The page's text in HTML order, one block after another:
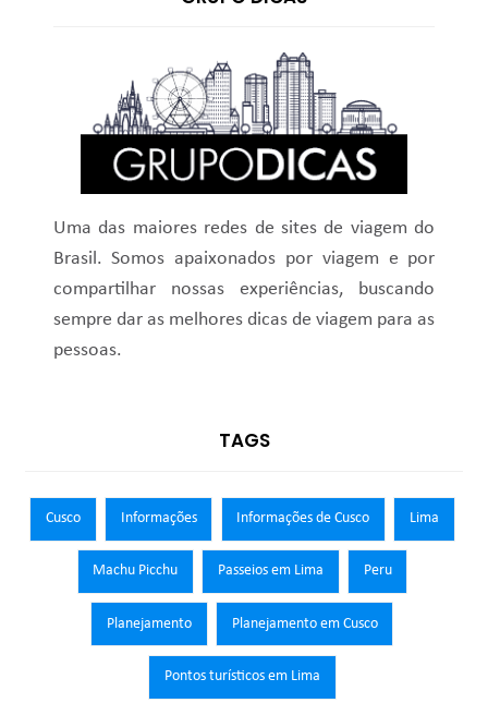
Uma das maiores redes de sites de viagem do
Brasil. Somos apaixonados por viagem e por
compartilhar nossas experiências, buscando
sempre dar as melhores dicas de viagem para as
pessoas.
TAGS
Cusco Informações Informações de Cusco Lima
Machu Picchu Passeios em Lima Peru
Planejamento Planejamento em Cusco
Pontos turísticos em Lima